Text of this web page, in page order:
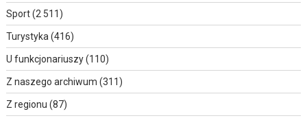
Sport(2 511)
Turystyka(416)
U funkcjonariuszy(110)
Z naszego archiwum (311)
Z regionu (87)